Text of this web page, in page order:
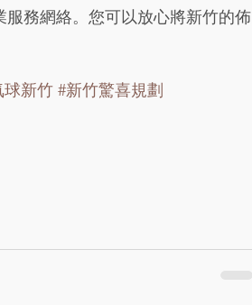
務網絡。您可以放心將新竹的佈
球新竹 #新竹驚喜規劃